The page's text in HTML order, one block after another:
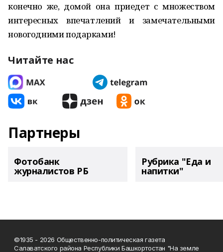
конечно же, домой она приедет с множеством
интересных впечатлений и замечательными
новогодними подарками!
Читайте нас
Партнеры
Фотобанк
журналистов РБ
Рубрика "Еда и
напитки"
©1935 - 2026 Общественно-политическая газета
Салаватского района Республики Башкортостан "На земле